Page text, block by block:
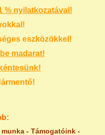
% nyilatkozatával!
eszközökkel!
madarat!
- Támogatóink-